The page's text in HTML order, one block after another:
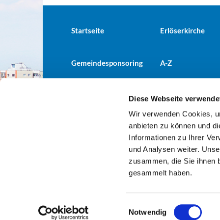
Diese Webseite
Wir verwenden Cookies,
anbieten zu können und
Informationen zu Ihrer
und Analysen weiter.
zusammen, die Sie ihnen
gesammelt haben.
i
Notwendig
Startseite Erlöserkirche
Gemeindesponsoring A-Z
Evangelische